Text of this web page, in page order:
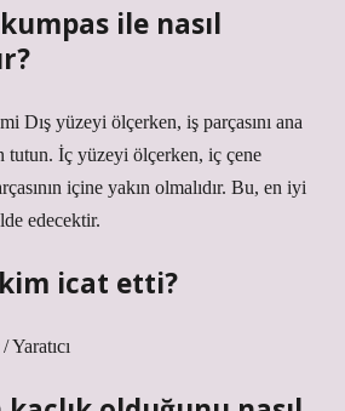
ile nasıl
Dış yüzeyi ölçerken, iş parçasını ana
tutun. İç yüzeyi ölçerken, iç çene
içine yakın olmalıdır. Bu, en iyi
edecektir.
kim icat etti?